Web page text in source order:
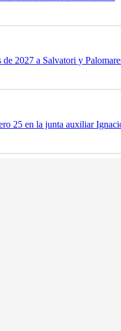
2027 a Salvatori y
25 en la junta auxiliar